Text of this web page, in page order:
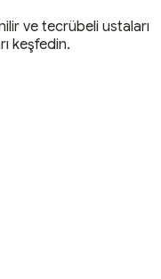
ve tecrübeli ustaları
keşfedin.